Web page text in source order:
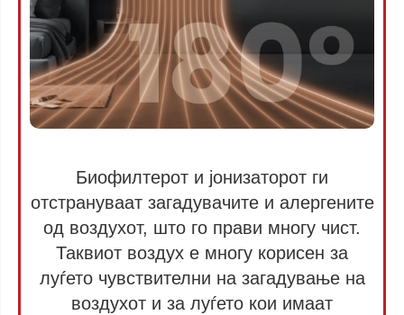
Биофилтерот и јонизаторот ги
отстрануваат загадувачите и алергените
од воздухот, што го прави многу чист.
Таквиот воздух е многу корисен за
луѓето чувствителни на загадување на
воздухот и за луѓето кои имаат